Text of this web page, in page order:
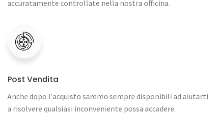
accuratamente controllate nella nostra officina.
Post Vendita
Anche dopo l'acquisto saremo sempre disponibili ad aiutarti
a risolvere qualsiasi inconveniente possa accadere.